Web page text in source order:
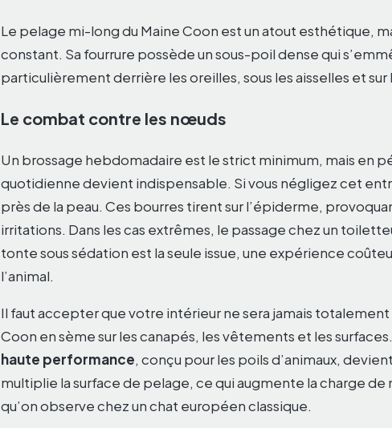
Le pelage mi-long du Maine Coon est un atout esthétique,
constant. Sa fourrure possède un sous-poil dense qui
particulièrement derrière les oreilles, sous les aisselles et sur
Le combat contre les nœuds
Un brossage hebdomadaire est le strict minimum, mais en
quotidienne devient indispensable. Si vous négligez cet
près de la peau. Ces bourres tirent sur l’épiderme,
irritations. Dans les cas extrêmes, le passage chez un
tonte sous sédation est la seule issue, une expérience
l’animal.
Il faut accepter que votre intérieur ne sera jamais
Coon en sème sur les canapés, les vêtements et les surfaces.
haute performance, conçu pour les poils d’animaux,
multiplie la surface de pelage, ce qui augmente la charge
qu’on observe chez un chat européen classique.